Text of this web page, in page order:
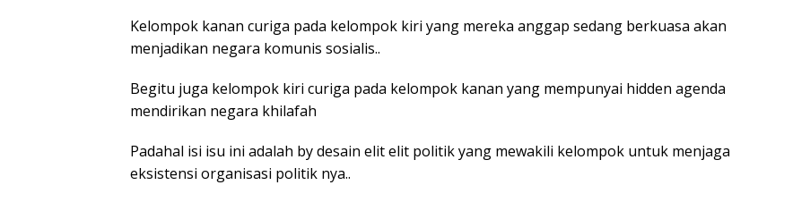
Kelompok kanan curiga pada kelompok kiri yang mereka anggap sedang berkuasa akan
menjadikan negara komunis sosialis..
Begitu juga kelompok kiri curiga pada kelompok kanan yang mempunyai hidden agenda
mendirikan negara khilafah
Padahal isi isu ini adalah by desain elit elit politik yang mewakili kelompok untuk menjaga
eksistensi organisasi politik nya..